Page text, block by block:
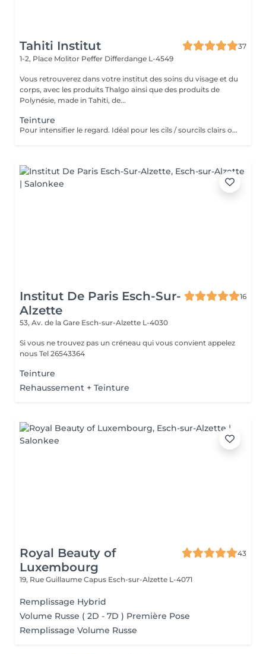
Tahiti Institut
37
1-2, Place Molitor Peffer Differdange L-4549
Vous retrouverez dans votre institut des soins du visage et du
corps, avec les produits Thalgo ainsi que des produits de
Polynésie, made in Tahiti, de...
Teinture
Pour intensifier le regard. Idéal pour les cils / sourcils clairs ou grisonnants. La teinture prend sur les poils. Sur la peau la teinture ne restera qu'un ou deux jours. (L'idéal étant de venir sans maquillage)
Institut De Paris Esch-Sur-
Alzette
16
53, Av. de la Gare Esch-sur-Alzette L-4030
Si vous ne trouvez pas un créneau qui vous convient appelez
nous Tel 26543364
Teinture
Rehaussement + Teinture
Royal Beauty of
Luxembourg
43
19, Rue Guillaume Capus Esch-sur-Alzette L-4071
Remplissage Hybrid
Volume Russe ( 2D - 7D ) Première Pose
Remplissage Volume Russe